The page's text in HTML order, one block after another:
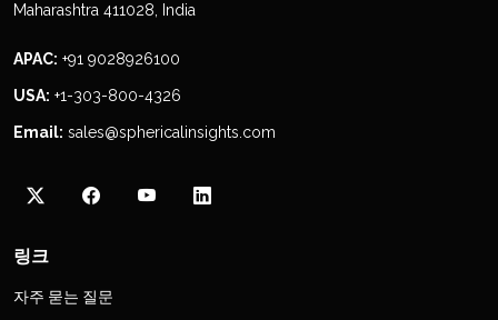
Maharashtra 411028, India
APAC: +91 9028926100
USA: +1-303-800-4326
Email: sales@sphericalinsights.com
링크
자주 묻는 질문